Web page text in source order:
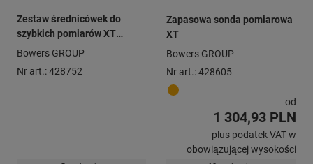
Zestaw średnicówek do
szybkich pomiarów XT
Holematic cyfrowy z
Bowers GROUP
Nr art.: 428752
Zapasowa sonda pomiarowa
XT
Bowers GROUP
Nr art.: 428605
od
1 304,93 PLN
plus podatek VAT w
obowiązującej wysokości